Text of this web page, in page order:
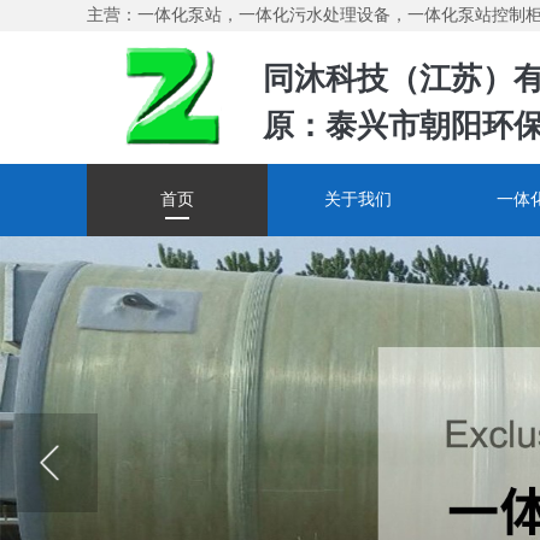
主营：一体化泵站，一体化污水处理设备，一体化泵站控制
同沐科技（江苏）
原：泰兴市朝阳环
首页 关于我们 一体